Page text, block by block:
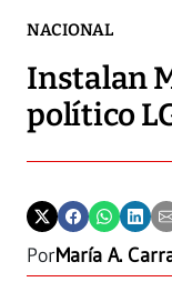
NACIONAL
Instalan
político
PorMaría A.